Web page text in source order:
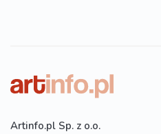
Artinfo.pl Sp. z o.o.